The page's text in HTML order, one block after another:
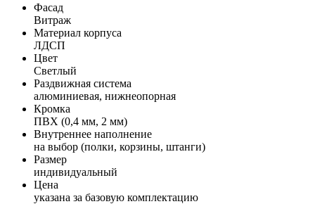
Фасад
Витраж
Материал корпуса
ЛДСП
Цвет
Светлый
Раздвижная система
алюминиевая, нижнеопорная
Кромка
ПВХ (0,4 мм, 2 мм)
Внутреннее наполнение
на выбор (полки, корзины, штанги)
Размер
индивидуальный
Цена
указана за базовую комплектацию